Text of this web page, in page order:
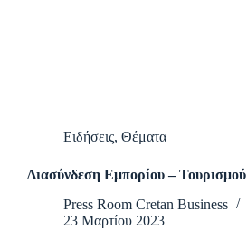
Ειδήσεις, Θέματα
Διασύνδεση Εμπορίου – Τουρισμού
Press Room Cretan Business
23 Μαρτίου 2023